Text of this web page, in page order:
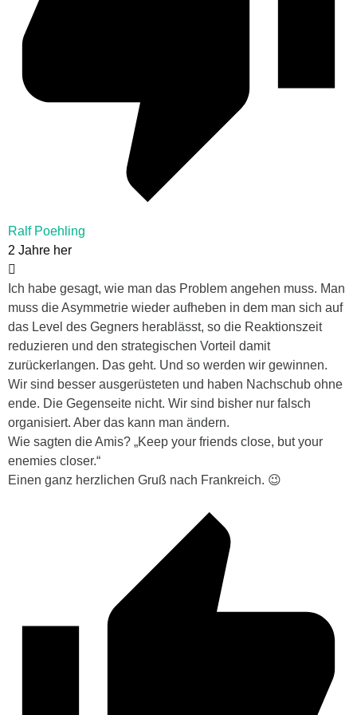
Ralf Poehling
2 Jahre her
Ich habe gesagt, wie man das Problem angehen muss. Man
muss die Asymmetrie wieder aufheben in dem man sich auf
das Level des Gegners herablässt, so die Reaktionszeit
reduzieren und den strategischen Vorteil damit
zurückerlangen. Das geht. Und so werden wir gewinnen.
Wir sind besser ausgerüsteten und haben Nachschub ohne
ende. Die Gegenseite nicht. Wir sind bisher nur falsch
organisiert. Aber das kann man ändern.
Wie sagten die Amis? „Keep your friends close, but your
enemies closer.“
Einen ganz herzlichen Gruß nach Frankreich. 😉